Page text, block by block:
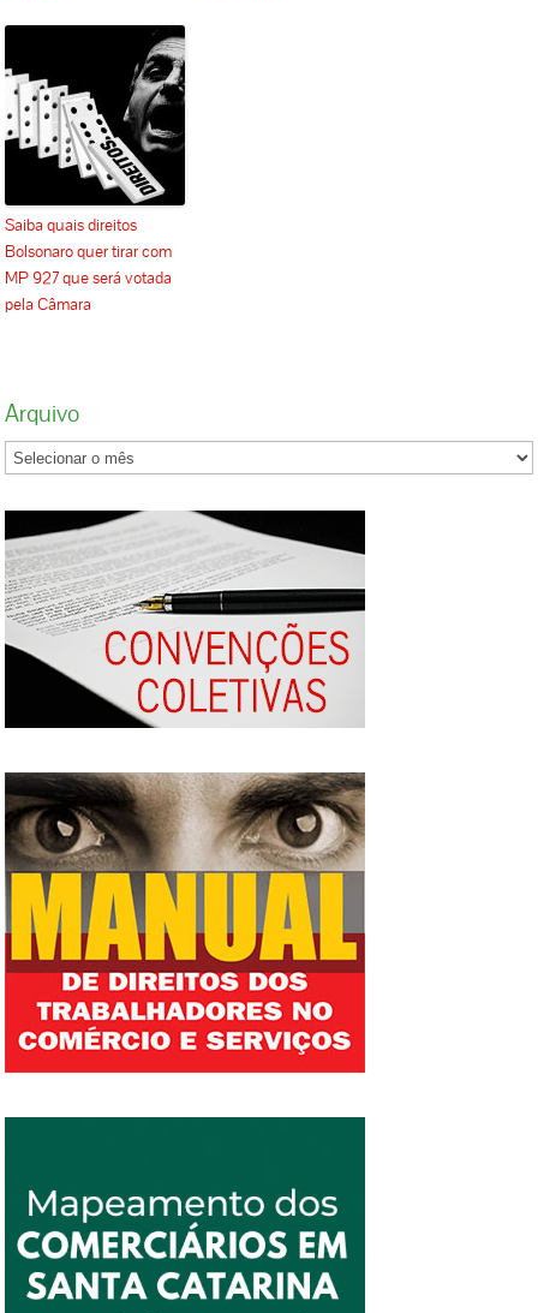
Saiba quais direitos
Bolsonaro quer tirar com
MP 927 que será votada
pela Câmara
Arquivo